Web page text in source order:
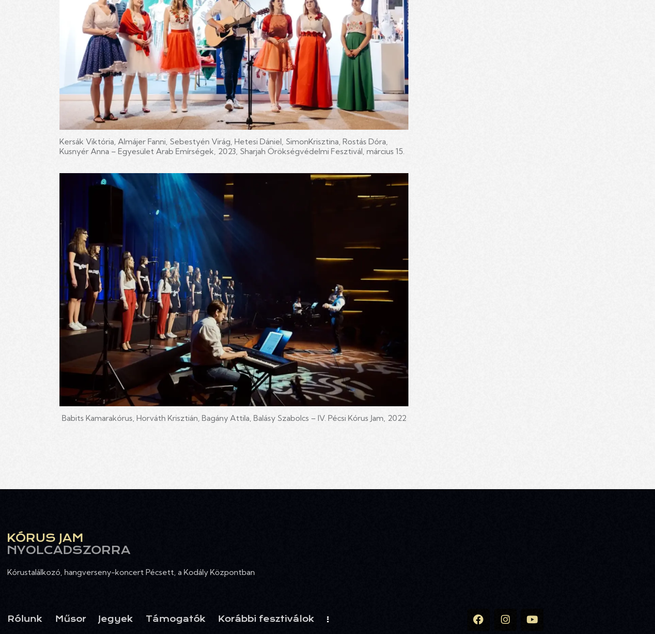
Kersák Viktória, Almájer Fanni, Sebestyén Virág, Hetesi Dániel, SimonKrisztina, Rostás Dóra,
Kusnyér Anna – Egyesület Arab Emírségek, 2023, Sharjah Örökségvédelmi Fesztivál, március 15.
Babits Kamarakórus, Horváth Krisztián, Bagány Attila, Balásy Szabolcs – IV. Pécsi Kórus Jam, 2022
KÓRUS JAM
NYOLCADSZORRA
Kórustalálkozó, hangverseny-koncert Pécsett, a Kodály Központban
Rólunk Műsor Jegyek Támogatók Korábbi fesztiválok